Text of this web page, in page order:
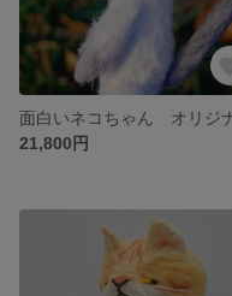
21,800円